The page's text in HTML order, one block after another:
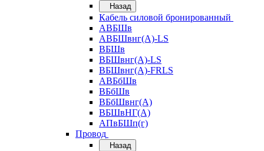
Назад
Кабель силовой бронированный
АВБШв
АВБШвнг(А)-LS
ВБШв
ВБШвнг(А)-LS
ВБШвнг(А)-FRLS
АВБбШв
ВБбШв
ВБбШвнг(А)
ВБШвНГ(А)
АПвБШп(г)
Провод
Назад